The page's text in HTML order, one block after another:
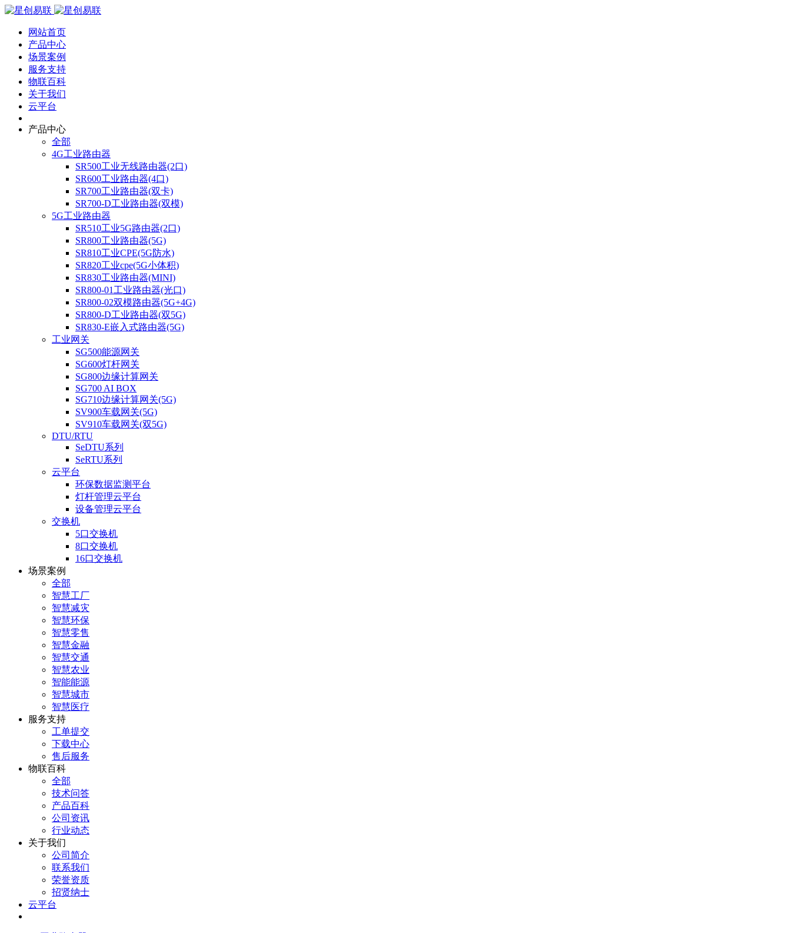
网站首页
产品中心
场景案例
服务支持
物联百科
关于我们
云平台
产品中心
全部
4G工业路由器
SR500工业无线路由器(2口)
SR600工业路由器(4口)
SR700工业路由器(双卡)
SR700-D工业路由器(双模)
5G工业路由器
SR510工业5G路由器(2口)
SR800工业路由器(5G)
SR810工业CPE(5G防水)
SR820工业cpe(5G小体积)
SR830工业路由器(MINI)
SR800-01工业路由器(光口)
SR800-02双模路由器(5G+4G)
SR800-D工业路由器(双5G)
SR830-E嵌入式路由器(5G)
工业网关
SG500能源网关
SG600灯杆网关
SG800边缘计算网关
SG700 AI BOX
SG710边缘计算网关(5G)
SV900车载网关(5G)
SV910车载网关(双5G)
DTU/RTU
SeDTU系列
SeRTU系列
云平台
环保数据监测平台
灯杆管理云平台
设备管理云平台
交换机
5口交换机
8口交换机
16口交换机
场景案例
全部
智慧工厂
智慧减灾
智慧环保
智慧零售
智慧金融
智慧交通
智慧农业
智能能源
智慧城市
智慧医疗
服务支持
工单提交
下载中心
售后服务
物联百科
全部
技术问答
产品百科
公司资讯
行业动态
关于我们
公司简介
联系我们
荣誉资质
招贤纳士
云平台